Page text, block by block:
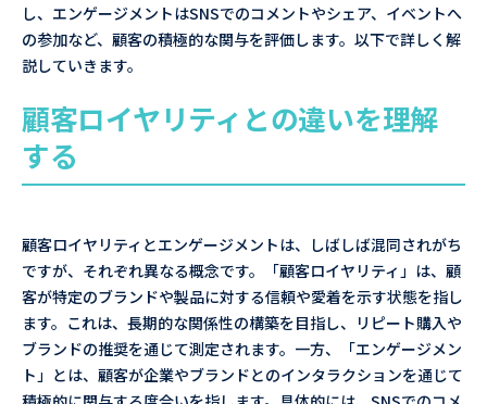
し、エンゲージメントはSNSでのコメントやシェア、イベントへ
の参加など、顧客の積極的な関与を評価します。以下で詳しく解
説していきます。
顧客ロイヤリティとの違いを理解
する
顧客ロイヤリティとエンゲージメントは、しばしば混同されがち
ですが、それぞれ異なる概念です。「顧客ロイヤリティ」は、顧
客が特定のブランドや製品に対する信頼や愛着を示す状態を指し
ます。これは、長期的な関係性の構築を目指し、リピート購入や
ブランドの推奨を通じて測定されます。一方、「エンゲージメン
ト」とは、顧客が企業やブランドとのインタラクションを通じて